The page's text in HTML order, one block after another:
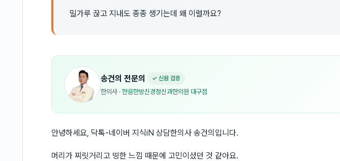
밀가루 끊고 지내도 종종 생기는데 왜 이럴까요?
송건의 전문의 ✓ 신원 검증
한의사 · 한음한방신경정신과한의원 대구점
안녕하세요, 닥톡-네이버 지식iN 상담한의사 송건의입니다.
머리가 찌릿거리고 띵한 느낌 때문에 고민이셨던 것 같아요.